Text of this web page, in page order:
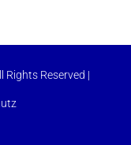
Rights Reserved |